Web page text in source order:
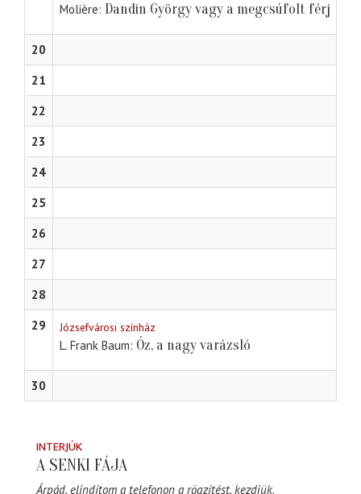
Molière Dandin György vagy a megcsúfolt férj
20
21
22
23
24
25
26
27
28
29
Józsefvárosi színház
L. Frank Baum Óz, a nagy varázsló
30
INTERJÚK
A SENKI FÁJA
Árpád, elindítom a telefonon a rögzítést, kezdjük.